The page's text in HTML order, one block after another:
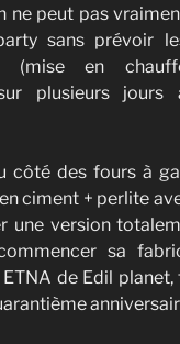
ne peut pas
sans prévoir
(mise en
plusieurs jours
côté des fours à
ciment + perlite
une version
sa
de Edil